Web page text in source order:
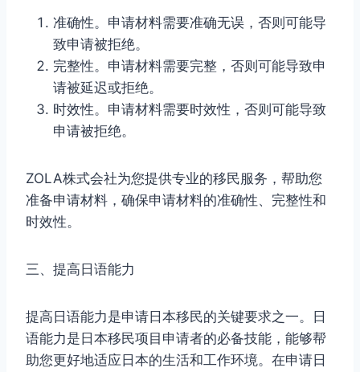
准确性。申请材料需要准确无误，否则可能导
致申请被拒绝。
完整性。申请材料需要完整，否则可能导致申
请被延迟或拒绝。
时效性。申请材料需要时效性，否则可能导致
申请被拒绝。
ZOLA株式会社为您提供专业的移民服务，帮助您
准备申请材料，确保申请材料的准确性、完整性和
时效性。
三、提高日语能力
提高日语能力是申请日本移民的关键要求之一。日
语能力是日本移民项目申请者的必备技能，能够帮
助您更好地适应日本的生活和工作环境。在申请日